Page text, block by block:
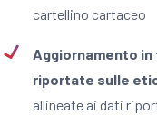
cartellino cartaceo
Aggiornamento
riportate sulle
allineate ai dati